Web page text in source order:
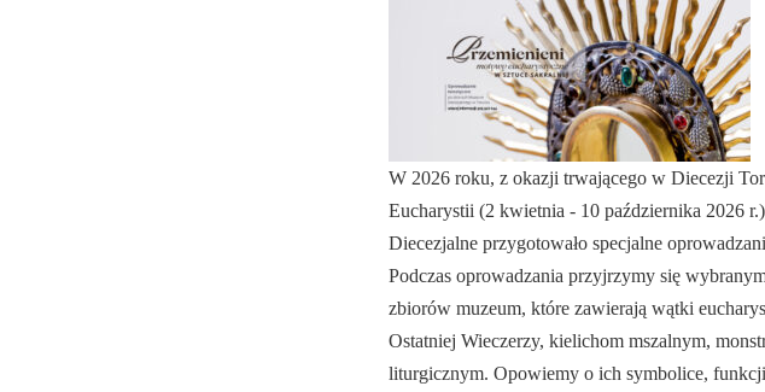
W 2026 roku, z okazji trwającego w Diecezji
Eucharystii (2 kwietnia - 10 października 2026
Diecezjalne przygotowało specjalne
Podczas oprowadzania przyjrzymy się
zbiorów muzeum, które zawierają wątki
Ostatniej Wieczerzy, kielichom mszalnym,
liturgicznym. Opowiemy o ich symbolice,